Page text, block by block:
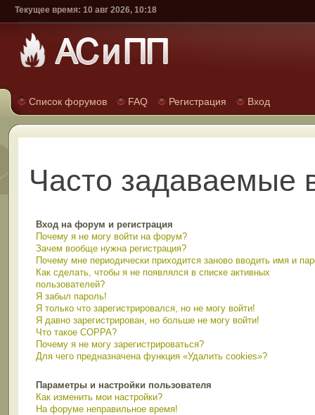
Текущее время: 10 авг 2026, 10:18
Список форумов FAQ Регистрация Вход
Часто задаваемые
Вход на форум и регистрация
Почему я не могу войти на форум?
Зачем вообще нужна регистрация?
Почему мне периодически приходится заново вводить имя и
Как сделать, чтобы я не появлялся в списке активных
пользователей?
Я забыл пароль!
Я только что зарегистрировался, но не могу войти!
Я давно зарегистрирован, но больше не могу войти!
Что такое COPPA?
Почему я не могу зарегистрироваться?
Для чего предназначена функция «Удалить cookies»?
Параметры и настройки пользователя
Как изменить мои настройки?
На форуме неправильное время!